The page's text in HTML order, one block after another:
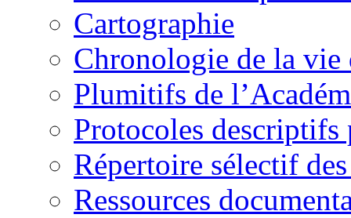
Cartographie
Chronologie de la vie
Plumitifs de
Protocoles descriptifs
Répertoire sélectif
Ressources